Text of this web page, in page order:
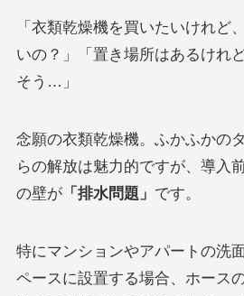
「衣類乾燥機を買いたいけれど
いの？」「置き場所はあるけれ
そう…」
念願の衣類乾燥機。ふかふかの
らの解放は魅力的ですが、導入
の壁が「排水問題」 です。
特にマンションやアパートの洗
ペースに設置する場合、ホース